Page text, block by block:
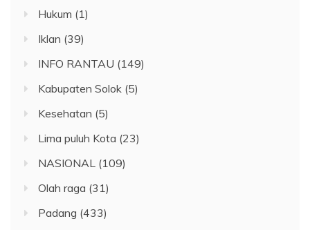
Hukum (1)
Iklan (39)
INFO RANTAU (149)
Kabupaten Solok (5)
Kesehatan (5)
Lima puluh Kota (23)
NASIONAL (109)
Olah raga (31)
Padang (433)